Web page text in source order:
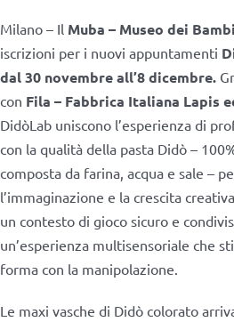
Milano – Il Muba – Museo dei
iscrizioni per i nuovi appuntamenti
dal 30 novembre all’8 dicembre.
con Fila – Fabbrica Italiana Lapis
DidòLab uniscono l’esperienza di
con la qualità della pasta Didò –
composta da farina, acqua e sale –
l’immaginazione e la crescita
un contesto di gioco sicuro e
un’esperienza multisensoriale che
forma con la manipolazione.
Le maxi vasche di Didò colorato